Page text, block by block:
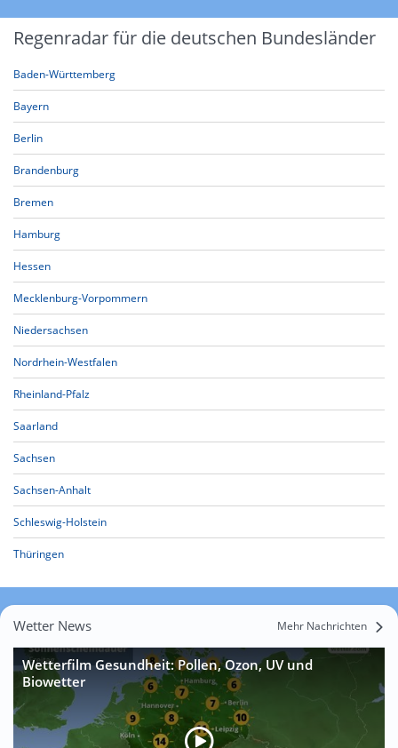
Regenradar für die deutschen Bundesländer
Baden-Württemberg
Bayern
Berlin
Brandenburg
Bremen
Hamburg
Hessen
Mecklenburg-Vorpommern
Niedersachsen
Nordrhein-Westfalen
Rheinland-Pfalz
Saarland
Sachsen
Sachsen-Anhalt
Schleswig-Holstein
Thüringen
Wetter News Mehr Nachrichten
Wetterfilm Gesundheit: Pollen, Ozon, UV und
Biowetter